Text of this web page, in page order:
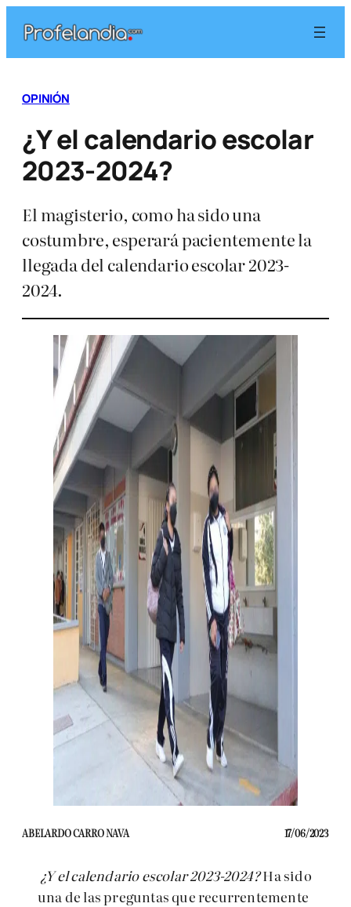
contenido
OPINIÓN
¿Y el calendario escolar
2023-2024?
El magisterio, como ha sido una
costumbre, esperará pacientemente la
llegada del calendario escolar 2023-
2024.
ABELARDO CARRO NAVA 17/06/2023
¿Y el calendario escolar 2023-2024?Ha sido
una de las preguntas que recurrentemente